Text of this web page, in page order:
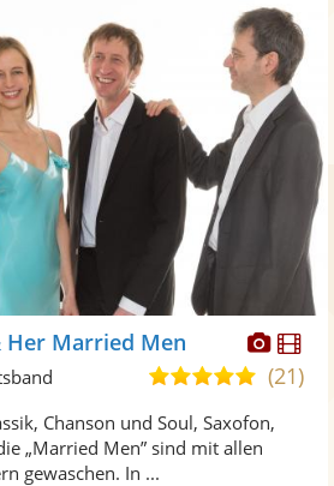
Fotos
Her Married Men
5,0
5
(21)
Chanson und Soul, Saxofon,
„Married Men” sind mit allen
gewaschen. In ...